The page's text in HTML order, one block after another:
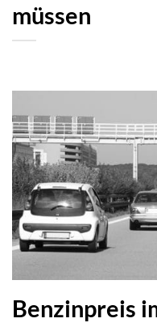
müssen
Benzinpreis